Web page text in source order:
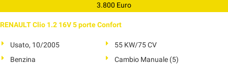
3.800 Euro
RENAULT Clio 1.2 16V 5 porte Confort
Usato, 10/2005
55 KW/75 CV
Benzina
Cambio Manuale (5)